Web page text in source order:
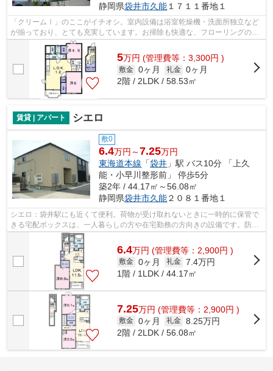
静岡県袋井市久能 １７１１番地１
「クリームⅠ」のここがイチオシ。室内設備は浴室乾燥機・洗面所独立など
が揃っており、とても充実しています。お掃除も快適な、フローリングのア
パートとなっています。広さが十分な2L...
5万円 (管理費等：3,300円 )
敷金 0ヶ月 礼金 0ヶ月
2階 / 2LDK / 58.53㎡
賃貸 | アパート シエロ
敷0
6.4万円～7.25万円
東海道本線 「袋井 」駅 バス10分 「上久
能・小早川整形前」 停歩5分
築2年 / 44.17㎡～56.08㎡
静岡県袋井市久能２０８１番地１
シエロ：袋井駅にも近くて便利。荷物が受け取れないときに一時的に保管で
きる宅配ボックスは、一人暮らしの方や在宅勤務の方向きの設備です。防犯
カメラが設置されており、犯罪の発生...
6.4万円 (管理費等：2,900円 )
敷金 0ヶ月 礼金 7.4万円
1階 / 1LDK / 44.17㎡
7.25万円 (管理費等：2,900円 )
敷金 0ヶ月 礼金 8.25万円
2階 / 2LDK / 56.08㎡